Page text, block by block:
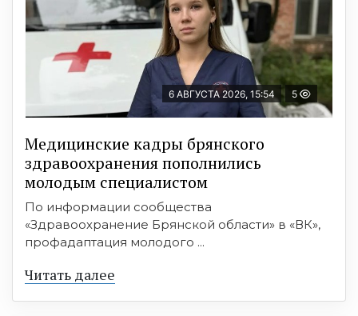
6 АВГУСТА 2026, 15:54 5
Медицинские кадры брянского
здравоохранения пополнились
молодым специалистом
По информации сообщества
«Здравоохранение Брянской области» в «ВК»,
профадаптация молодого ...
Читать далее